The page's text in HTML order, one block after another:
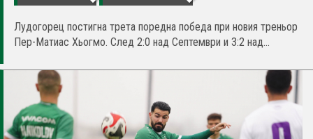
Лудогорец постигна трета поредна победа при новия треньор
Пер-Матиас Хьогмо. След 2:0 над Септември и 3:2 над...